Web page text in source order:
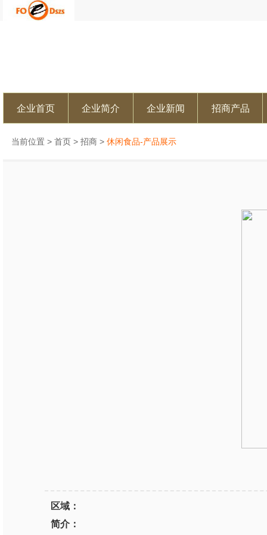
企业首页 企业简介 企业新闻 招商产品
当前位置 > 首页 > 招商 > 休闲食品-产品展示
区域：
简介：